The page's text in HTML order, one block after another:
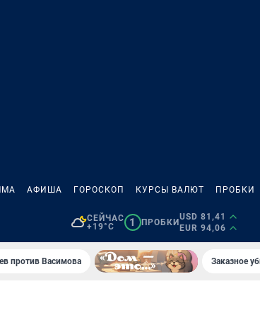
АФИША ГОРОСКОП КУРСЫ ВАЛЮТ ПРОБКИ
СЕЙЧАС
+19°C
1 ПРОБКИ
USD 81,41
EUR 94,06
против Васимова Заказное